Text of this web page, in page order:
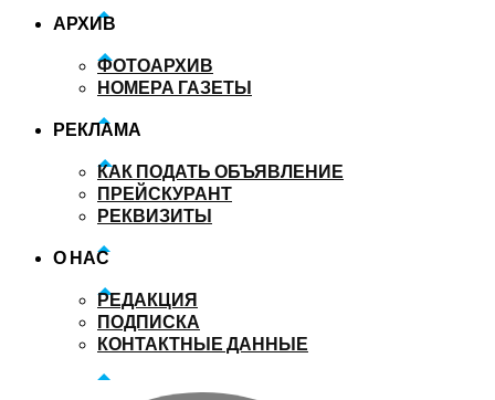
АРХИВ
ФОТОАРХИВ
НОМЕРА ГАЗЕТЫ
РЕКЛАМА
КАК ПОДАТЬ ОБЪЯВЛЕНИЕ
ПРЕЙСКУРАНТ
РЕКВИЗИТЫ
О НАС
РЕДАКЦИЯ
ПОДПИСКА
КОНТАКТНЫЕ ДАННЫЕ